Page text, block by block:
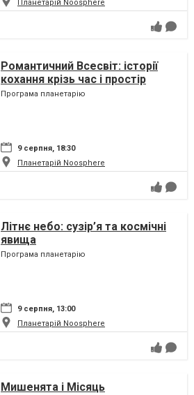
Планетарій Noosphere
Романтичний Всесвіт: історії
кохання крізь час і простір
Програма планетарію
9 серпня, 18:30
Планетарій Noosphere
Літнє небо: сузір’я та космічні
явища
Програма планетарію
9 серпня, 13:00
Планетарій Noosphere
Мишенята і Місяць